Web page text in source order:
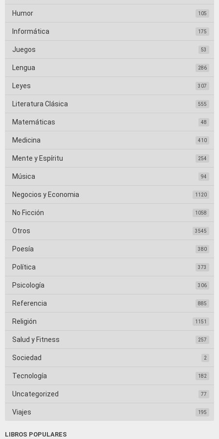
Humor 105
Informática 175
Juegos 53
Lengua 286
Leyes 307
Literatura Clásica 555
Matemáticas 48
Medicina 410
Mente y Espíritu 254
Música 94
Negocios y Economia 1120
No Ficción 1058
Otros 3545
Poesía 380
Política 373
Psicología 306
Referencia 885
Religión 1151
Salud y Fitness 257
Sociedad 2
Tecnología 182
Uncategorized 77
Viajes 195
LIBROS POPULARES